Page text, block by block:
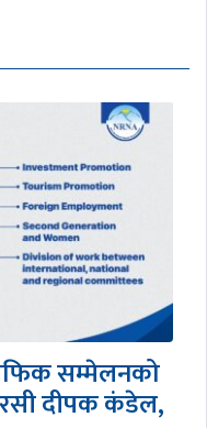
सम्मेलनको
दीपक कंडेल,